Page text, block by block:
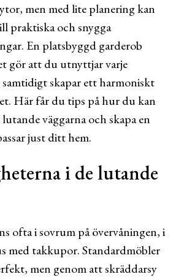
men med lite planering kan
praktiska och snygga
En platsbyggd garderob
gör att du utnyttjar varje
skapar ett harmoniskt
Här får du tips på hur du kan
väggarna och skapa en
just ditt hem.
i de lutande
ofta i sovrum på övervåningen, i
med takkupor. Standardmöbler
men genom att skräddarsy